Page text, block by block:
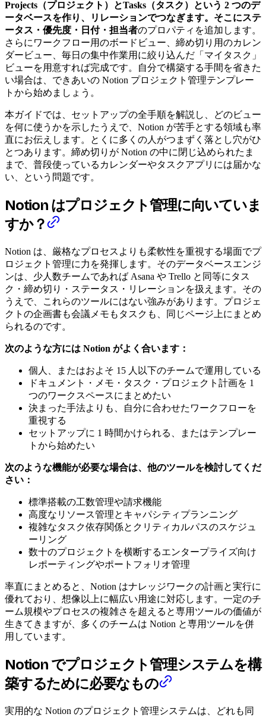
Projects（プロジェクト）
とTasks（タスク）
という 2 つのデ
ータベースを作り、
リレーションでつなぎます。そこにステ
ータス・優先度・日付・担当者のプロパティを追加します。
さらにワークフロー用のボードビュー、締め切り用のカレン
ダービュー、毎日の集中作業用に絞り込んだ「マイタスク」
ビューを用意すれば完成です。自分で構築する手間を省きた
い場合は、できあいの Notion プロジェクト管理テンプレー
トから始めましょう。
本ガイドでは、セットアップの全手順を解説し、どのビュー
を何に使うかを示したうえで、Notion が苦手とする領域も率
直にお伝えします。とくに多くの人がつまずく落とし穴がひ
とつあります。締め切りが Notion の中に閉じ込められたま
まで、普段使っているカレンダーやタスクアプリには届かな
い、という問題です。
Notion はプロジェクト管理に向いていま
すか？
Notion は、厳格なプロセスよりも柔軟性を重視する場面でプ
ロジェクト管理に力を発揮します。そのデータベースエンジ
ンは、少人数チームであれば Asana や Trello と同等にタス
ク・締め切り・ステータス・リレーションを扱えます。その
うえで、これらのツールにはない強みがあります。プロジェ
クトの企画書も会議メモもタスクも、同じページ上にまとめ
られるのです。
次のような方には Notion がよく合います：
個人、またはおよそ 15 人以下のチームで運用している
ドキュメント・メモ・タスク・プロジェクト計画を 1
つのワークスペースにまとめたい
決まった手法よりも、自分に合わせたワークフローを
重視する
セットアップに 1 時間かけられる、またはテンプレー
トから始めたい
次のような機能が必要な場合は、他のツールを検討してくだ
さい：
標準搭載の工数管理や請求機能
高度なリソース管理とキャパシティプランニング
複雑なタスク依存関係とクリティカルパスのスケジュ
ーリング
数十のプロジェクトを横断するエンタープライズ向け
レポーティングやポートフォリオ管理
率直にまとめると、Notion はナレッジワークの計画と実行に
優れており、想像以上に幅広い用途に対応します。一定のチ
ーム規模やプロセスの複雑さを超えると専用ツールの価値が
生きてきますが、多くのチームは Notion と専用ツールを併
用しています。
Notion でプロジェクト管理システムを構
築するために必要なもの
実用的な Notion のプロジェクト管理システムは、どれも同